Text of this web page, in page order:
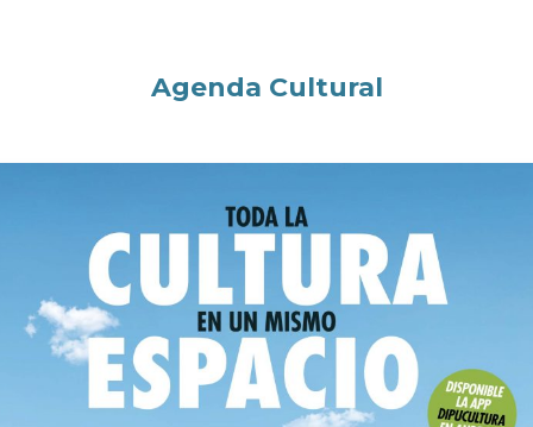
Agenda Cultural